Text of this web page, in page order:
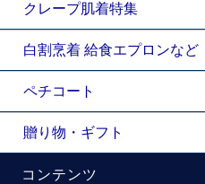
クレープ肌着特集
白割烹着 給食エプロンなど
ペチコート
贈り物・ギフト
コンテンツ